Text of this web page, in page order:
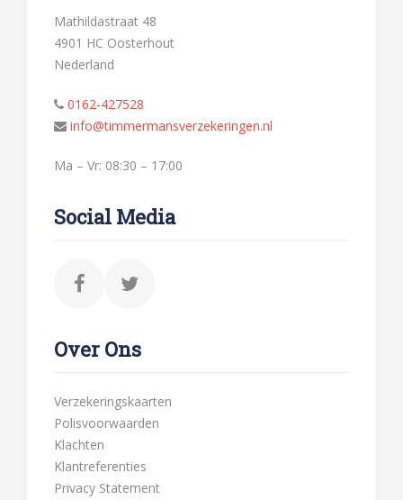
Mathildastraat 48
4901 HC Oosterhout
Nederland
0162-427528
info@timmermansverzekeringen.nl
Ma – Vr: 08:30 – 17:00
Social Media
Over Ons
Verzekeringskaarten
Polisvoorwaarden
Klachten
Klantreferenties
Privacy Statement